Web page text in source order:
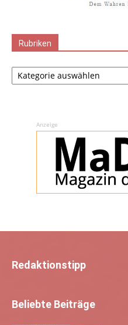
Rubriken
Rubriken
Anzeige
Redaktionstipp
Beliebte Beiträge